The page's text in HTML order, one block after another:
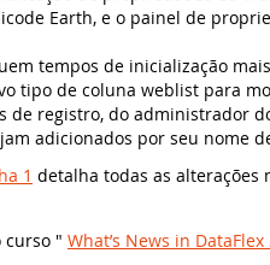
Earth, e o painel de
tempos de inicialização
tipo de coluna weblist para
de registro, do administrador
adicionados por seu nome
1 detalha todas as alterações
curso " What’s News in
um Chamado Técnico
Reports 2024 foi lançado -
2024 foi lançado - baixe
Reports 2024 Release
videoaula: Controles Web em
de Aniversário on-line - Data
2020 Virtual
2020